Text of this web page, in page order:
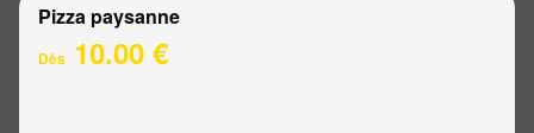
Pizza paysanne
Dès 10.00 €